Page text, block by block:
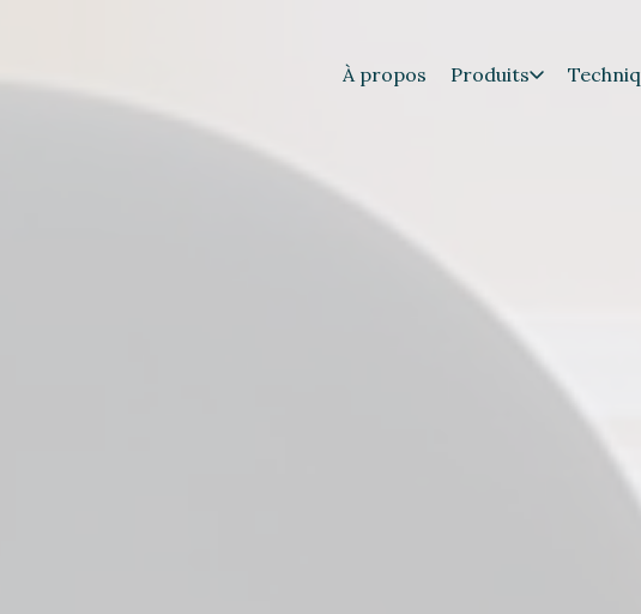
À propos Produits